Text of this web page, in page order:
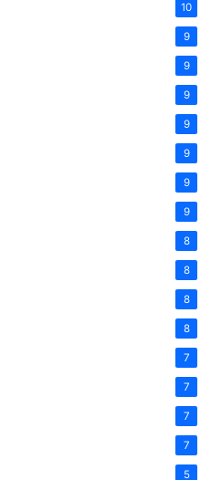
10
9
9
9
9
9
9
9
8
8
8
8
7
7
7
7
5